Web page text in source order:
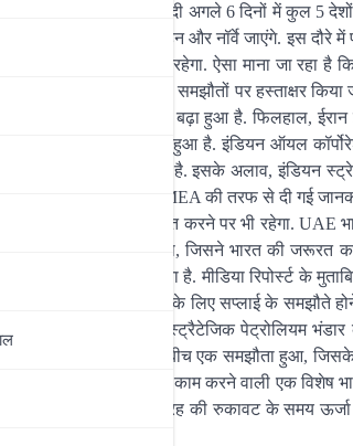
प्रधानमंत्री मोदी अगले 6 दिनों में कुल 5
बाद प्रधानमंत्री स्वीडन और नॉर्वे जाएंगे. इस दौरे में
क्षेत्र पर मुख्य फोकस रहेगा. ऐसा माना जा रहा
भंडार पर जरूरी समझौतों पर हस्ताक्षर
से वैश्विक ऊर्जा संकट बढ़ा हुआ है. फिलहाल,
से भी तनाव ज्यादा बढ़ा हुआ है. इंडियन ऑयल
होने की उम्मीद है. इसके अलाव, इंडियन
हो सकता है. MEA की तरफ से दी गई
आपसी संबंधों को मजबूत करने पर भी रहेगा. UAE
चौथा सबसे बड़ा स्रोत था, जिसने भारत की जरूरत
40% हिस्सा पूरा करता है. मीडिया रिपोर्स्ट के
बना रहेगा. लंबे समय के लिए सप्लाई के समझौते
पहला ऐसा देश है जिसने स्ट्रैटेजिक पेट्रोलियम
नेशनल ऑयल कंपनी के बीच एक समझौता हुआ,
मंत्रालय के तहत काम करने वाली एक विशेष
आपूर्ति में किसी भी तरह की रुकावट के समय ऊर्जा